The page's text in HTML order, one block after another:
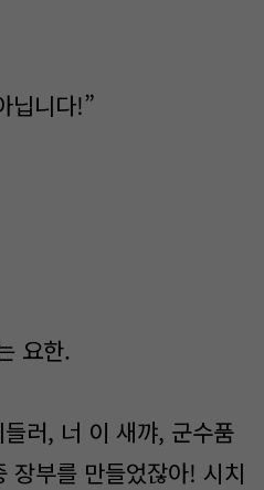
닙니다!”
요한.
러, 너 이 새꺄, 군수품
장부를 만들었잖아! 시치